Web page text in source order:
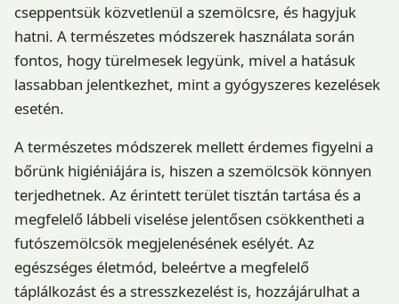
cseppentsük közvetlenül a szemölcsre, és hagyjuk
hatni. A természetes módszerek használata során
fontos, hogy türelmesek legyünk, mivel a hatásuk
lassabban jelentkezhet, mint a gyógyszeres kezelések
esetén.
A természetes módszerek mellett érdemes figyelni a
bőrünk higiéniájára is, hiszen a szemölcsök könnyen
terjedhetnek. Az érintett terület tisztán tartása és a
megfelelő lábbeli viselése jelentősen csökkentheti a
futószemölcsök megjelenésének esélyét. Az
egészséges életmód, beleértve a megfelelő
táplálkozást és a stresszkezelést is, hozzájárulhat a